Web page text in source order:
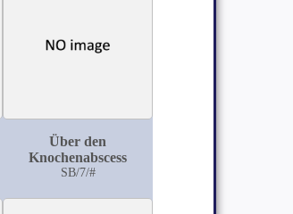
Über den
Knochenabscess
SB/7/#